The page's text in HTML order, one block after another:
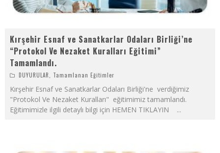
Kırşehir Esnaf ve Sanatkarlar Odaları Birliği’ne
“Protokol Ve Nezaket Kuralları Eğitimi”
Tamamlandı.
DUYURULAR Tamamlanan Eğitimler
Kırşehir Esnaf ve Sanatkarlar Odaları Birliği'ne verdiğimiz
"Protokol Ve Nezaket Kuralları" eğitimimiz tamamlandı.
Eğitimimizle ilgili detaylı bilgi için HEMEN TIKLAYIN ...